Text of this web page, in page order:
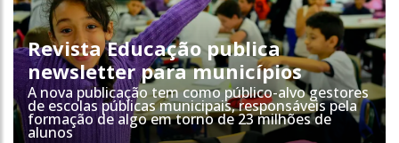
Revista Educação publica
newsletter para municípios
A nova publicação tem como público-alvo gestores
de escolas públicas municipais, responsáveis pela
formação de algo em torno de 23 milhões de
alunos